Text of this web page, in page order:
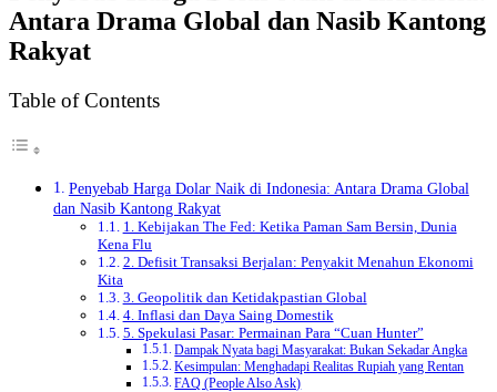
Antara Drama Global dan Nasib Kantong
Rakyat
Table of Contents
Penyebab Harga Dolar Naik di Indonesia: Antara Drama Global
dan Nasib Kantong Rakyat
1. Kebijakan The Fed: Ketika Paman Sam Bersin, Dunia
Kena Flu
2. Defisit Transaksi Berjalan: Penyakit Menahun Ekonomi
Kita
3. Geopolitik dan Ketidakpastian Global
4. Inflasi dan Daya Saing Domestik
5. Spekulasi Pasar: Permainan Para “Cuan Hunter”
Dampak Nyata bagi Masyarakat: Bukan Sekadar Angka
Kesimpulan: Menghadapi Realitas Rupiah yang Rentan
FAQ (People Also Ask)